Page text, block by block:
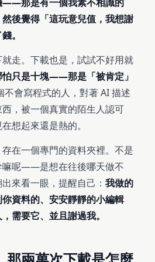
後覺得「這玩意兒值，我想謝
。
走。下載也是，試試不好用就
只是十塊——那是「被肯定」
不會寫程式的人，對著 AI 描述
，被一個真實的陌生人認可
想起來還是熱的。
在一個專門的資料夾裡。不是
呢——是想在往後哪天做不
來看一眼，提醒自己： 我做的
資料的、安安靜靜的小編輯
需要它、並且謝過我。